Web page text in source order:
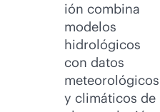
ión combina
modelos
hidrológicos
con datos
meteorológicos
y climáticos de